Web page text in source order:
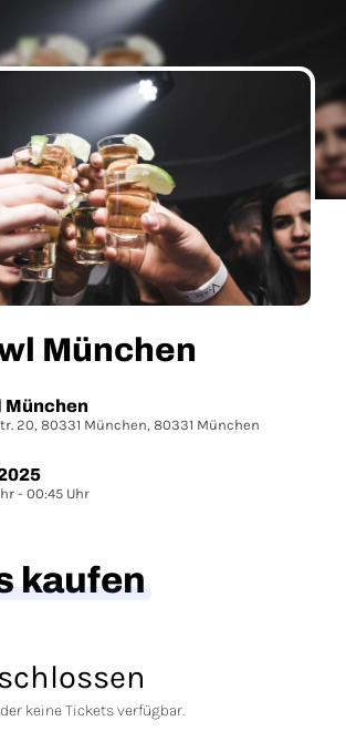
München
München
20, 80331 München, 80331 München
- 00:45 Uhr
kaufen
keine Tickets verfügbar.